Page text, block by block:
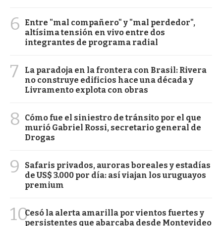
6
Entre "mal compañero" y "mal perdedor",
altísima tensión en vivo entre dos
integrantes de programa radial
7
La paradoja en la frontera con Brasil: Rivera
no construye edificios hace una década y
Livramento explota con obras
8
Cómo fue el siniestro de tránsito por el que
murió Gabriel Rossi, secretario general de
Drogas
9
Safaris privados, auroras boreales y estadías
de US$ 3.000 por día: así viajan los uruguayos
premium
10Cesó la alerta amarilla por vientos fuertes y
persistentes que abarcaba desde Montevideo